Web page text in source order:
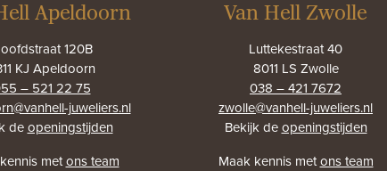
Apeldoorn
120B
KJ Apeldoorn
– 521 22 75
juweliers.nl
deopeningstijden
metons team
Van Hell Zwolle
Luttekestraat 40
8011 LS Zwolle
038 – 421 7672
zwolle@vanhell-juweliers.nl
Bekijk deopeningstijden
Maak kennis metons team